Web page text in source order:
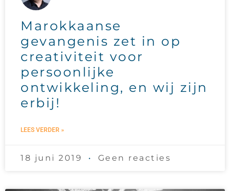
Marokkaanse
gevangenis zet in op
creativiteit voor
persoonlijke
ontwikkeling, en wij zijn
erbij!​
LEES VERDER »
18 juni 2019 Geen reacties